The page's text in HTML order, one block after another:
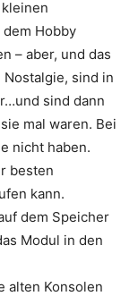
Hobby
– aber, und das
sind in
sind dann
mal waren. Bei
nicht haben.
besten
kann.
dem Speicher
Modul in den
alten Konsolen